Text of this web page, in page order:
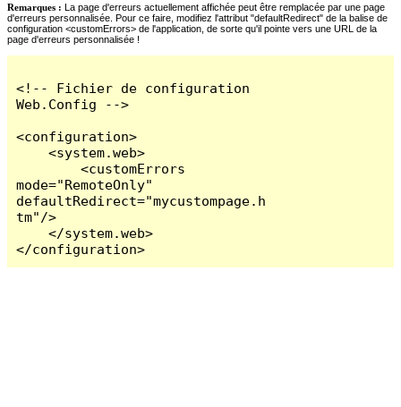
Remarques : La page d'erreurs actuellement affichée peut être remplacée par une page
d'erreurs personnalisée. Pour ce faire, modifiez l'attribut "defaultRedirect" de la balise de
configuration <customErrors> de l'application, de sorte qu'il pointe vers une URL de la
page d'erreurs personnalisée !
<!-- Fichier de configuration
Web.Config -->
<configuration>
    <system.web>
        <customErrors
mode="RemoteOnly"
defaultRedirect="mycustompage.h
tm"/>
    </system.web>
</configuration>